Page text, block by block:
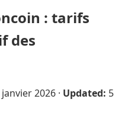
: tarifs
des
2026 · Updated: 5